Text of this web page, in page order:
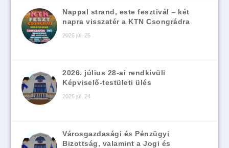
Nappal strand, este fesztivál – két
napra visszatér a KTN Csongrádra
2026 júl. 26
2026. július 28-ai rendkívüli
Képviselő-testületi ülés
2026 júl. 24
Városgazdasági és Pénzügyi
Bizottság, valamint a Jogi és